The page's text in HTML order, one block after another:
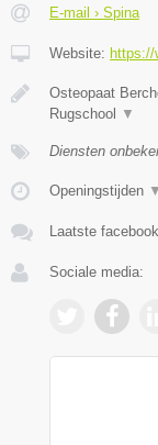
E-mail › Spina
Website: https://
Osteopaat
Rugschool
▼
Diensten
Openingstijden ▼
Laatste
Sociale media: